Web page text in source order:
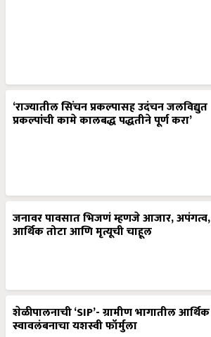
‘राज्यातील सिंचन प्रकल्पासह उदंचन जलविद्युत
प्रकल्पांची कामे कालबद्ध पद्धतीने पूर्ण करा’
जनावर पावसात भिजणं म्हणजे आजार, अपंगत्व,
आर्थिक तोटा आणि मृत्यूची चाहूल
शेळीपालनाची ‘SIP’- ग्रामीण भागातील आर्थिक
स्वावलंबनाचा यशस्वी फॉर्मुला